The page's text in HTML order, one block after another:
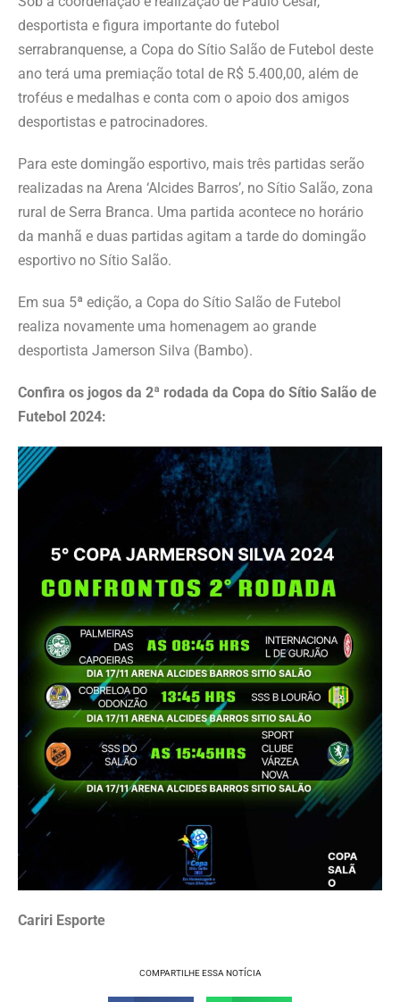
desportista e figura importante do futebol
serrabranquense, a Copa do Sítio Salão de Futebol deste
ano terá uma premiação total de R$ 5.400,00, além de
troféus e medalhas e conta com o apoio dos amigos
desportistas e patrocinadores.
Para este domingão esportivo, mais três partidas serão
realizadas na Arena ‘Alcides Barros’, no Sítio Salão, zona
rural de Serra Branca. Uma partida acontece no horário
da manhã e duas partidas agitam a tarde do domingão
esportivo no Sítio Salão.
Em sua 5ª edição, a Copa do Sítio Salão de Futebol
realiza novamente uma homenagem ao grande
desportista Jamerson Silva (Bambo).
Confira os jogos da 2ª rodada da Copa do Sítio Salão de
Futebol 2024:
Cariri Esporte
COMPARTILHE ESSA NOTÍCIA